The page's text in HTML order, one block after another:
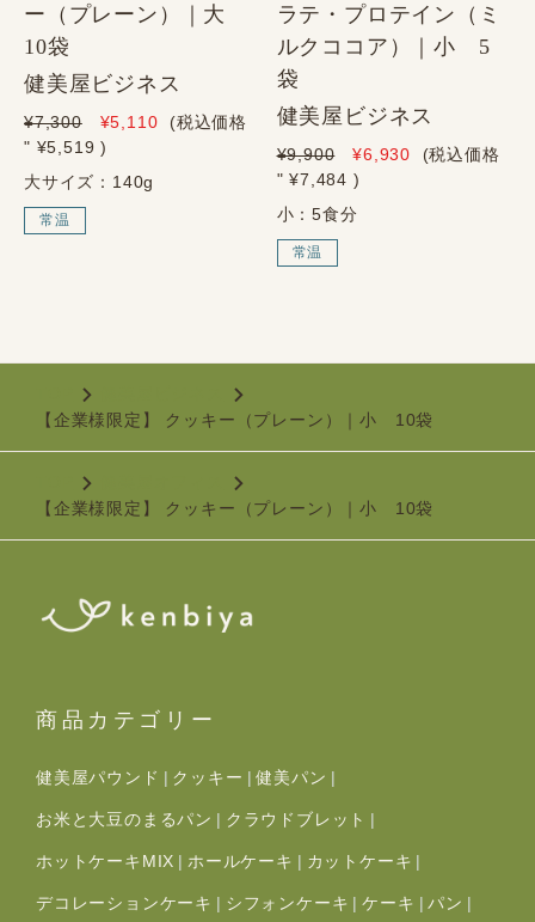
ー（プレーン）｜大
10袋
健美屋ビジネス
¥7,300 ¥5,110
(税込価格
" ¥5,519 )
大サイズ：140g
常温
ラテ・プロテイン（ミ
ルクココア）｜小 5
袋
健美屋ビジネス
¥9,900 ¥6,930
(税込価格
" ¥7,484 )
小：5食分
常温
【企業様限定】 クッキー（プレーン）｜小 10袋
【企業様限定】 クッキー（プレーン）｜小 10袋
商品カテゴリー
健美屋パウンド クッキー 健美パン
お米と大豆のまるパン クラウドブレット
ホットケーキMIX ホールケーキ カットケーキ
デコレーションケーキ シフォンケーキ ケーキ パン